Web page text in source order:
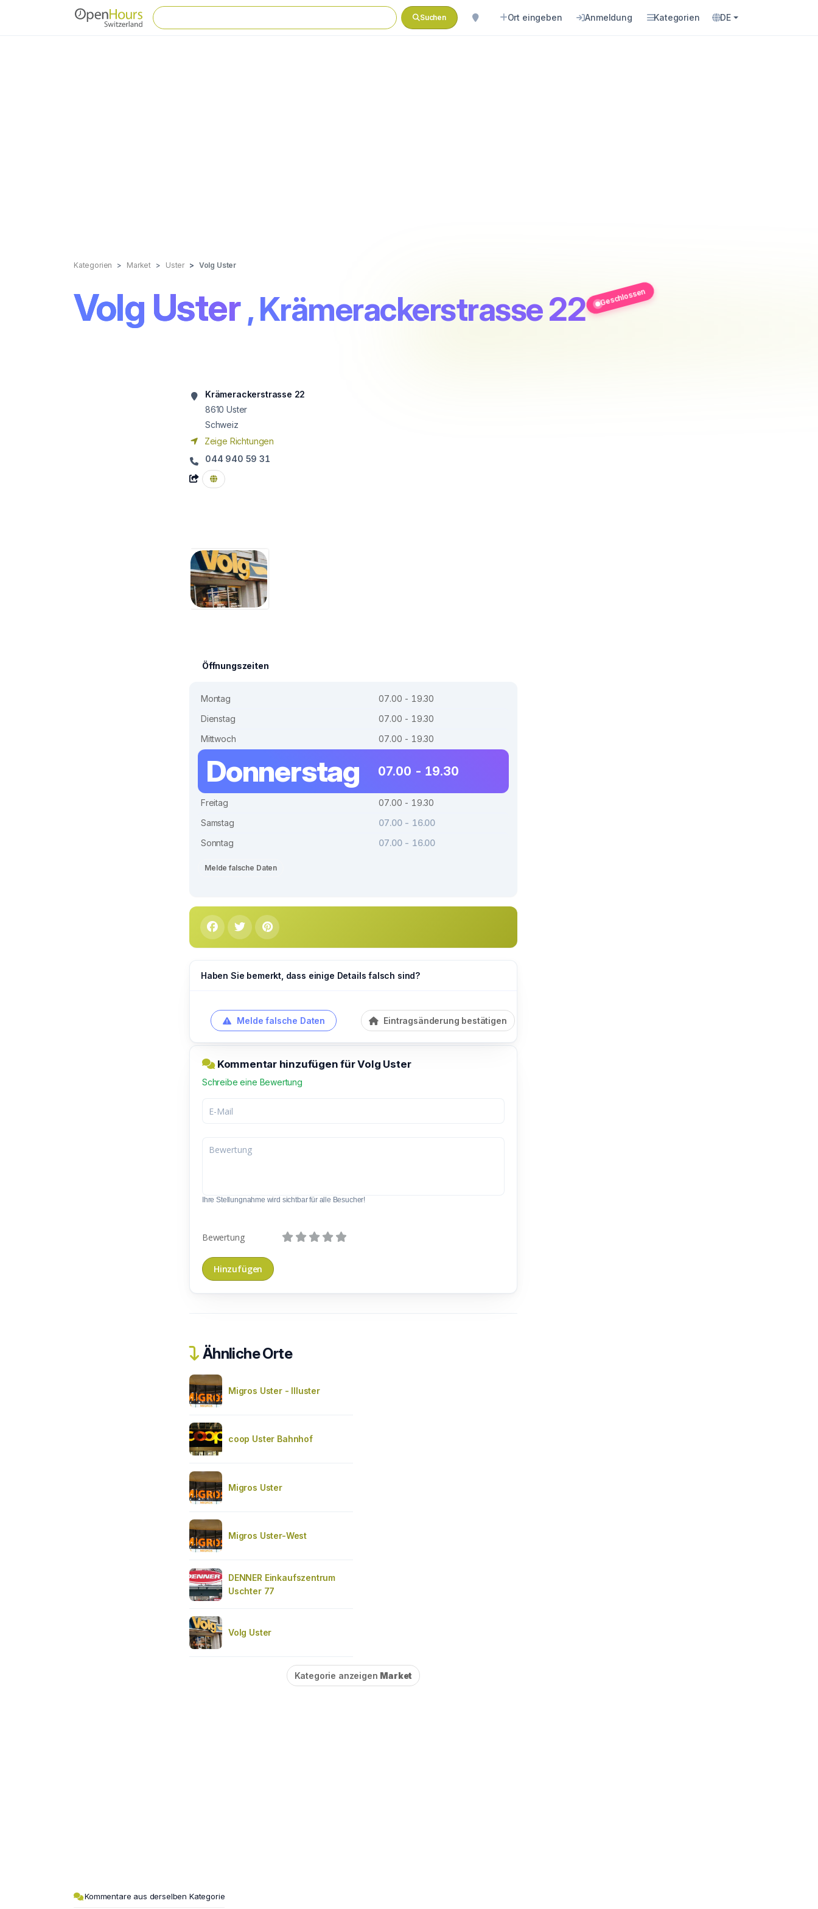
Suchen Ort eingeben Anmeldung Kategorien DE
Kategorien Market Uster Volg Uster
Volg Uster , Krämerackerstrasse 22 Geschlossen
Krämerackerstrasse 22
8610 Uster
Schweiz
Zeige Richtungen
044 940 59 31
Öffnungszeiten
Montag
07.00 - 19.30
Dienstag
07.00 - 19.30
Mittwoch
07.00 - 19.30
Donnerstag 07.00 - 19.30
Freitag
07.00 - 19.30
Samstag
07.00 - 16.00
Sonntag
07.00 - 16.00
Melde falsche Daten
Haben Sie bemerkt, dass einige Details falsch sind?
Melde falsche Daten Eintragsänderung bestätigen
Kommentar hinzufügen für Volg Uster
Schreibe eine Bewertung
Ihre Stellungnahme wird sichtbar für alle Besucher!
Bewertung
Ähnliche Orte
Migros Uster - Illuster
coop Uster Bahnhof
Migros Uster
Migros Uster-West
DENNER Einkaufszentrum
Uschter 77
Volg Uster
Kategorie anzeigen Market
Kommentare aus derselben Kategorie